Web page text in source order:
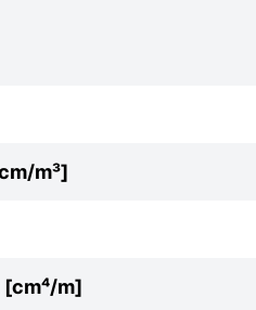
m³]
m]